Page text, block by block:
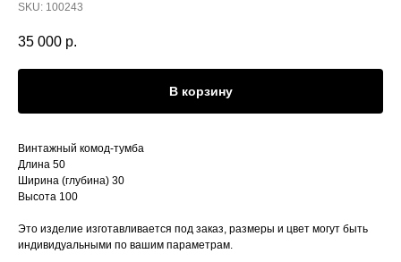
SKU: 100243
35 000 р.
В корзину
Винтажный комод-тумба
Длина 50
Ширина (глубина) 30
Высота 100
Это изделие изготавливается под заказ, размеры и цвет могут быть
индивидуальными по вашим параметрам.